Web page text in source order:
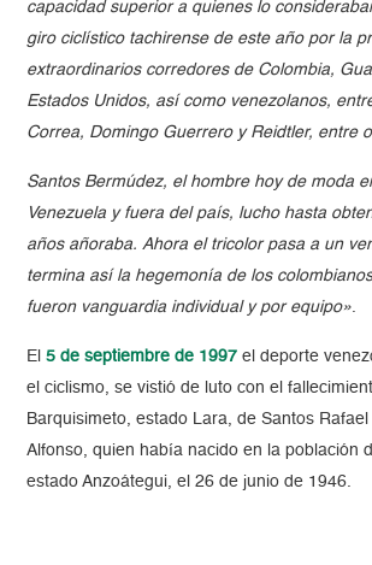
capacidad superior a quienes lo
giro ciclístico tachirense de este año por la
extraordinarios corredores de Colombia,
Estados Unidos, así como venezolanos,
Correa, Domingo Guerrero y Reidtler, entre
Santos Bermúdez, el hombre hoy de moda
Venezuela y fuera del país, lucho hasta
años añoraba. Ahora el tricolor pasa a un
termina así la hegemonía de los
fueron vanguardia individual y por equipo».
El5 de septiembre de 1997 el deporte
el ciclismo, se vistió de luto con el
Barquisimeto, estado Lara, de Santos
Alfonso, quien había nacido en la población
estado Anzoátegui, el 26 de junio de 1946.